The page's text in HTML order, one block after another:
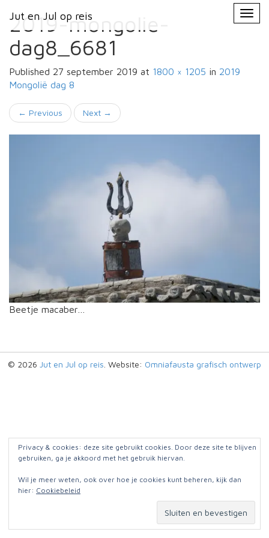
Jut en Jul op reis
Primary
Menu
Jut en Jul op reis
2019-mongolie-
dag8_6681
Published 27 september 2019 at 1800 × 1205 in 2019
Mongolië dag 8
← Previous Next →
Beetje macaber…
© 2026 Jut en Jul op reis . Website: Omniafausta grafisch ontwerp
Privacy & cookies: deze site gebruikt cookies. Door deze site te blijven
gebruiken, ga je akkoord met het gebruik hiervan.
Wil je meer weten, ook over hoe je cookies kunt beheren, kijk dan
hier: Cookiebeleid